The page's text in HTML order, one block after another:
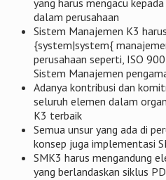
yang harus mengacu
dalam perusahaan
Sistem Manajemen K3
{system|system{
perusahaan seperti, ISO
Sistem Manajemen
Adanya kontribusi dan
seluruh elemen dalam
K3 terbaik
Semua unsur yang ada di
konsep juga implementasi
SMK3 harus mengandung
yang berlandaskan siklus